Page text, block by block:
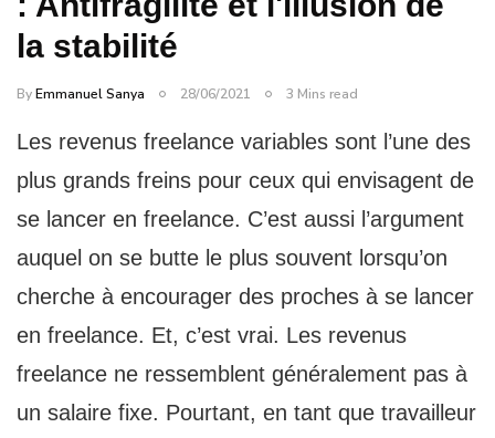
la stabilité
ByEmmanuel Sanya 28/06/2021 3 Mins read
Les revenus freelance variables sont l’une des
plus grands freins pour ceux qui envisagent de
se lancer en freelance. C’est aussi l’argument
auquel on se butte le plus souvent lorsqu’on
cherche à encourager des proches à se lancer
en freelance. Et, c’est vrai. Les revenus
freelance ne ressemblent généralement pas à
un salaire fixe. Pourtant, en tant que travailleur